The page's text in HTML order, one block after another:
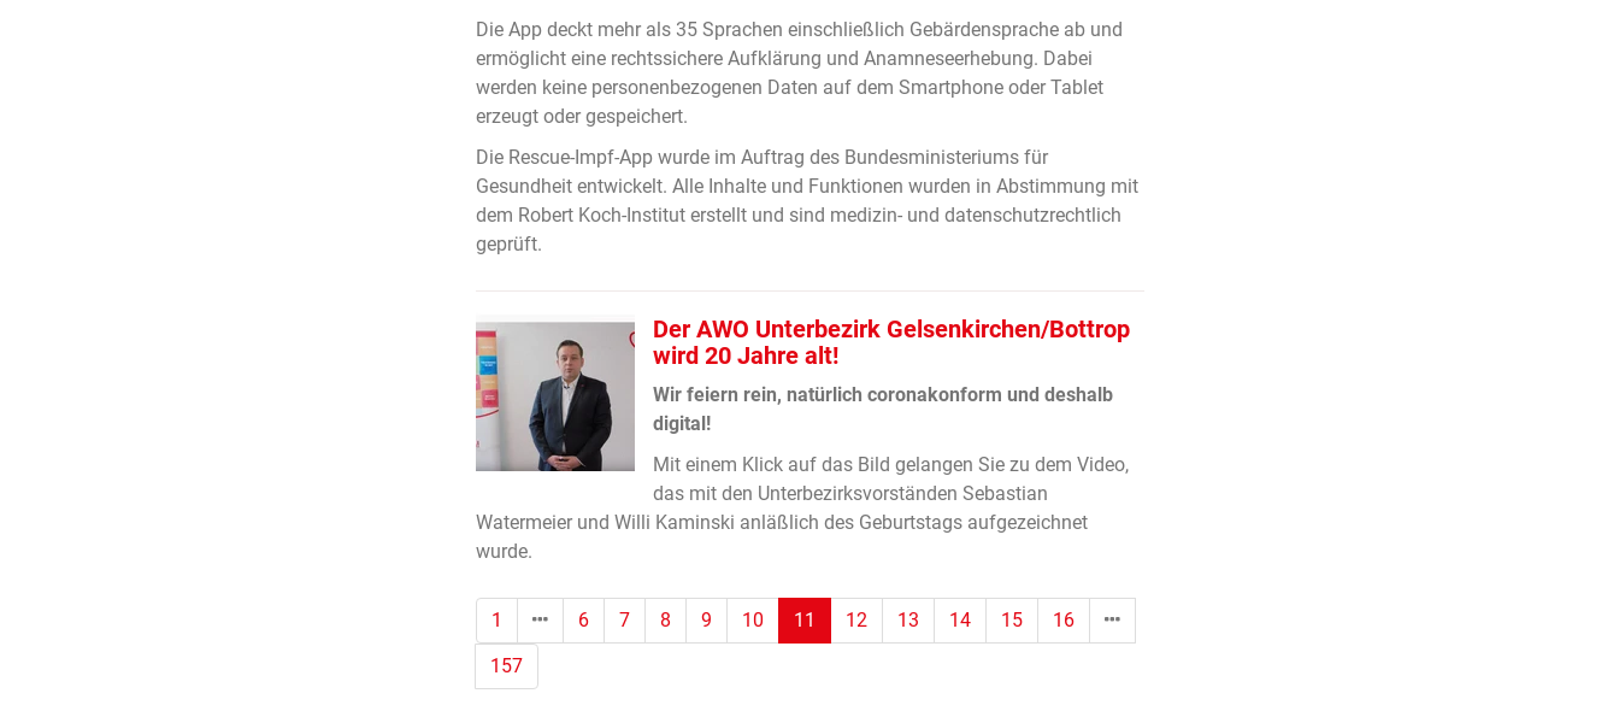
Die App deckt mehr als 35 Sprachen einschließlich Gebärdensprache ab und
ermöglicht eine rechtssichere Aufklärung und Anamneseerhebung. Dabei
werden keine personenbezogenen Daten auf dem Smartphone oder Tablet
erzeugt oder gespeichert.
Die Rescue-Impf-App wurde im Auftrag des Bundesministeriums für
Gesundheit entwickelt. Alle Inhalte und Funktionen wurden in Abstimmung mit
dem Robert Koch-Institut erstellt und sind medizin- und datenschutzrechtlich
geprüft.
Der AWO Unterbezirk Gelsenkirchen/Bottrop
wird 20 Jahre alt!
Wir feiern rein, natürlich coronakonform und deshalb
digital!
Mit einem Klick auf das Bild gelangen Sie zu dem Video,
das mit den Unterbezirksvorständen Sebastian
Watermeier und Willi Kaminski anläßlich des Geburtstags aufgezeichnet
wurde.
1 6 7 8 9 10 11 (Standort)
12 13 14 15
16
157